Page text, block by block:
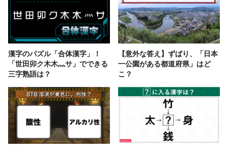
漢字のパズル「合体漢字」！
「世田卯ク木木灬サ」でできる
三字熟語は？
【意外な答え】ずばり、「日本
一公園がある都道府県」はど
こ？